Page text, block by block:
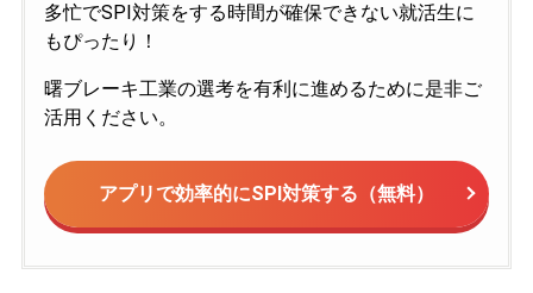
多忙でSPI対策をする時間が確保できない就活生に
もぴったり！
曙ブレーキ工業の選考を有利に進めるために是非ご
活用ください。
アプリで効率的にSPI対策する（無料）